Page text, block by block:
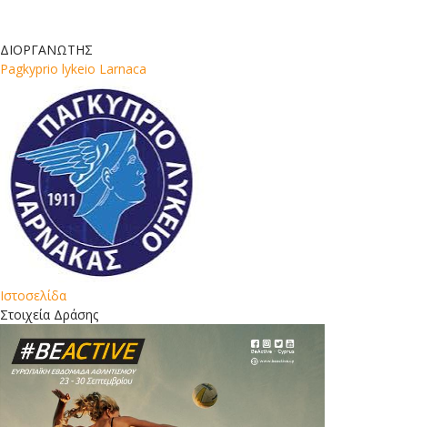
ΔΙΟΡΓΑΝΩΤΗΣ
Pagkyprio lykeio Larnaca
Ιστοσελίδα
Στοιχεία Δράσης